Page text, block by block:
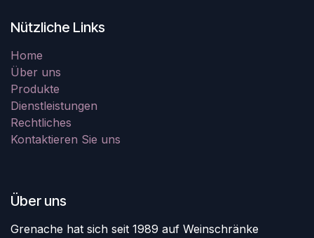
Nützliche Links
Home
Über uns
Produkte
Dienstleistungen
Rechtliches
Kontaktieren Sie uns
Über uns
Grenache hat sich seit 1989 auf Weinschränke